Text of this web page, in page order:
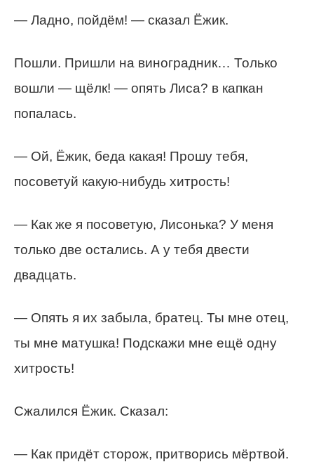
— Ладно, пойдём! — сказал Ёжик.
Пошли. Пришли на виноградник… Только
вошли — щёлк! — опять Лиса? в капкан
попалась.
— Ой, Ёжик, беда какая! Прошу тебя,
посоветуй какую-нибудь хитрость!
— Как же я посоветую, Лисонька? У меня
только две остались. А у тебя двести
двадцать.
— Опять я их забыла, братец. Ты мне отец,
ты мне матушка! Подскажи мне ещё одну
хитрость!
Сжалился Ёжик. Сказал:
— Как придёт сторож, притворись мёртвой.